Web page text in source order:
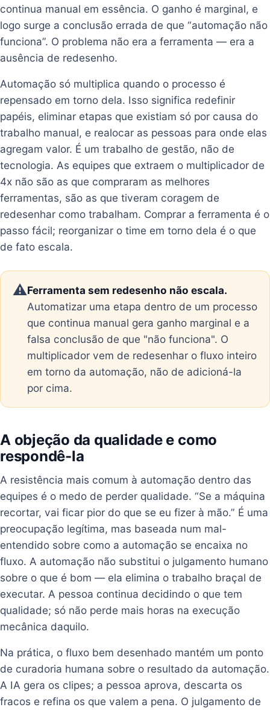
continua manual em essência. O ganho é marginal, e
logo surge a conclusão errada de que “automação não
funciona”. O problema não era a ferramenta — era a
ausência de redesenho.
Automação só multiplica quando o processo é
repensado em torno dela. Isso significa redefinir
papéis, eliminar etapas que existiam só por causa do
trabalho manual, e realocar as pessoas para onde elas
agregam valor. É um trabalho de gestão, não de
tecnologia. As equipes que extraem o multiplicador de
4x não são as que compraram as melhores
ferramentas, são as que tiveram coragem de
redesenhar como trabalham. Comprar a ferramenta é o
passo fácil; reorganizar o time em torno dela é o que
de fato escala.
⚠️Ferramenta sem redesenho não escala.
Automatizar uma etapa dentro de um processo
que continua manual gera ganho marginal e a
falsa conclusão de que "não funciona". O
multiplicador vem de redesenhar o fluxo inteiro
em torno da automação, não de adicioná-la
por cima.
A objeção da qualidade e como
respondê-la
A resistência mais comum à automação dentro das
equipes é o medo de perder qualidade. “Se a máquina
recortar, vai ficar pior do que se eu fizer à mão.” É uma
preocupação legítima, mas baseada num mal-
entendido sobre como a automação se encaixa no
fluxo. A automação não substitui o julgamento humano
sobre o que é bom — ela elimina o trabalho braçal de
executar. A pessoa continua decidindo o que tem
qualidade; só não perde mais horas na execução
mecânica daquilo.
Na prática, o fluxo bem desenhado mantém um ponto
de curadoria humana sobre o resultado da automação.
A IA gera os clipes; a pessoa aprova, descarta os
fracos e refina os que valem a pena. O julgamento de